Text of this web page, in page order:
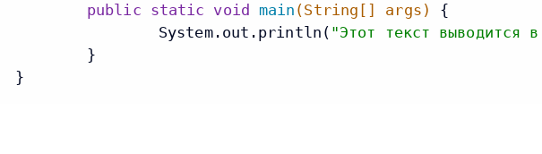
public static void main (String[] args)
{
		System.out.println(
"Этот текст выводится